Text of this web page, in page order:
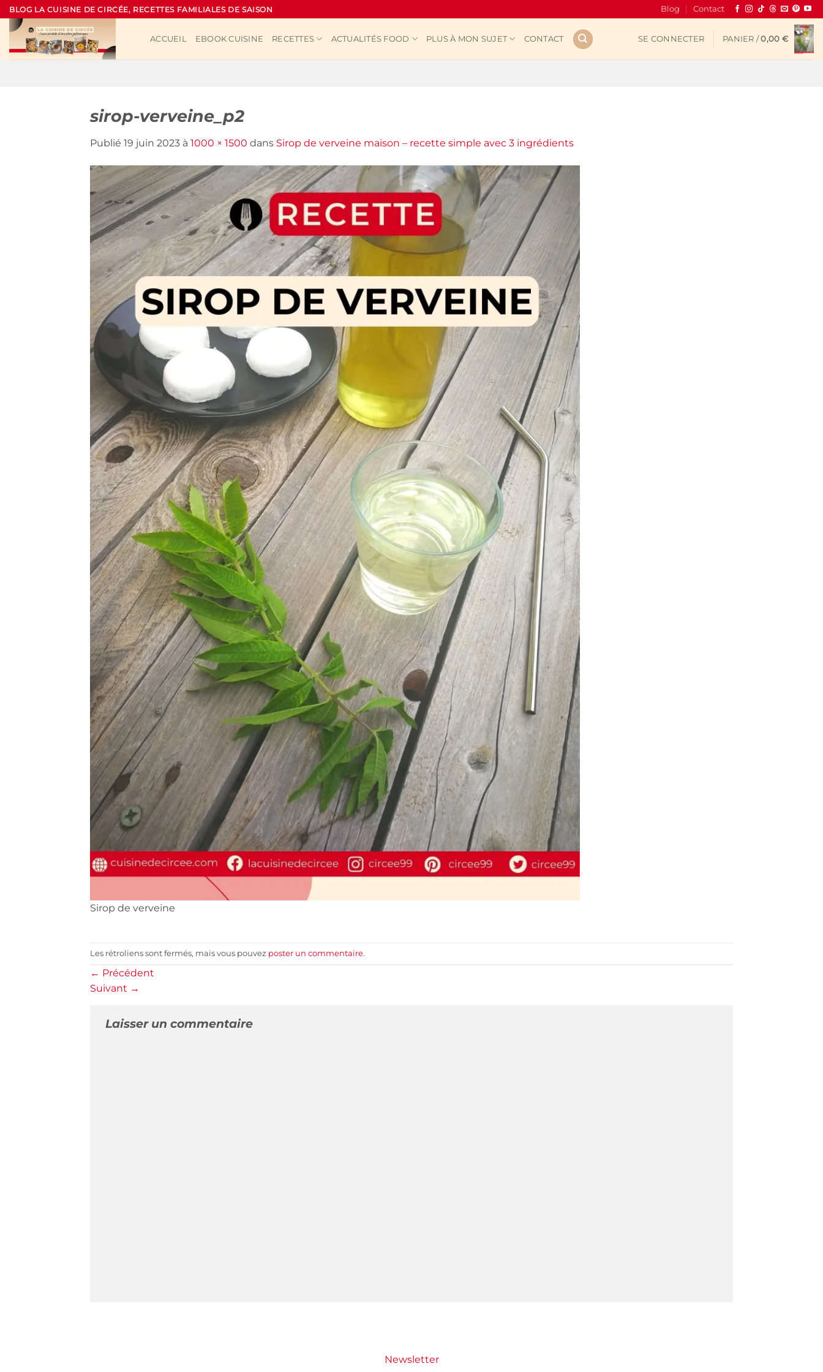
Passer
au
contenu
BLOG LA CUISINE DE CIRCÉE, RECETTES FAMILIALES DE SAISON Blog Contact
ACCUEIL EBOOK CUISINE RECETTES ACTUALITÉS FOOD PLUS À MON SUJET CONTACT SE CONNECTER PANIER /0,00 €
sirop-verveine_p2
Publié 19 juin 2023 à 1000 × 1500 dans Sirop de verveine maison – recette simple avec 3 ingrédients
Sirop de verveine
Les rétroliens sont fermés, mais vous pouvez poster un commentaire.
← Précédent
Suivant →
Laisser un commentaire
Newsletter